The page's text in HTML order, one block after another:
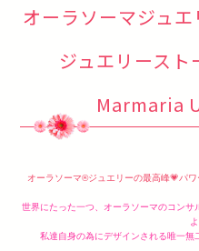
オーラソーマジュ
ジュエリース
Marmaria
オーラソーマ®ジュエリーの最高峰💗パ
世界にたった一つ、オーラソーマのコン
私達自身の為にデザインされる唯一無